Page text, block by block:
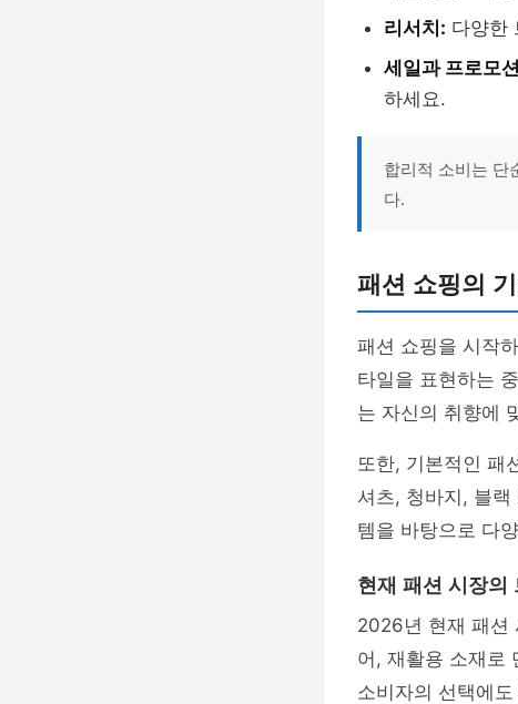
리서치: 다양한
세일과 프로모
하세요.
합리적 소비는 단
다.
패션 쇼핑의
패션 쇼핑을 시작
타일을 표현하는
는 자신의 취향에
또한, 기본적인 패
셔츠, 청바지, 블
템을 바탕으로 다
현재 패션 시장의
2026년 현재 패션
어, 재활용 소재로
소비자의 선택에